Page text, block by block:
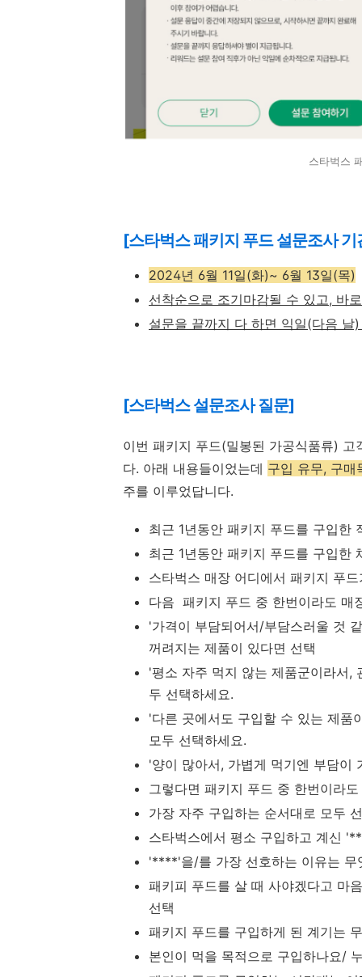
스타벅스
[스타벅스 패키지 푸드 설문조사
2024년 6월 11일(화)~ 6월 13일(목)
선착순으로 조기마감될 수 있고, 바
설문을 끝까지 다 하면 익일(다음
[스타벅스 설문조사 질문]
이번 패키지 푸드(밀봉된 가공식품류)
다. 아래 내용들이었는데 구입 유무, 구매
주를 이루었답니다.
최근 1년동안 패키지 푸드를 구입한
최근 1년동안 패키지 푸드를 구입한
스타벅스 매장 어디에서 패키지 푸
다음 패키지 푸드 중 한번이라도 매
'가격이 부담되어서/부담스러울 것
꺼려지는 제품이 있다면 선택
'평소 자주 먹지 않는 제품군이라서,
두 선택하세요.
'다른 곳에서도 구입할 수 있는 제품
모두 선택하세요.
'양이 많아서, 가볍게 먹기엔 부담이
그렇다면 패키지 푸드 중 한번이라
가장 자주 구입하는 순서대로 모두
스타벅스에서 평소 구입하고 계신
'****'을/를 가장 선호하는 이유는 무
패키피 푸드를 살 때 사야겠다고 마
선택
패키지 푸드를 구입하게 된 계기는
본인이 먹을 목적으로 구입하나요/